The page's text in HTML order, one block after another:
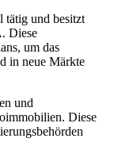
tätig und besitzt
Diese
um das
in neue Märkte
und
Diese